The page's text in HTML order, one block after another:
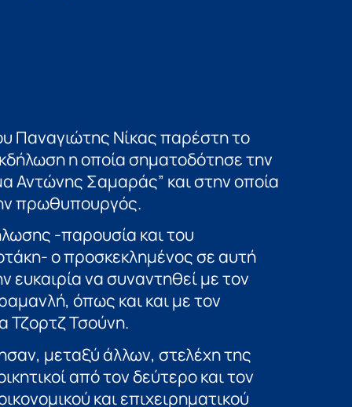
Παναγιώτης Νίκας παρέστη το
η οποία σηματοδότησε την
Αντώνης Σαμαράς” και στην οποία
πρωθυπουργός.
-παρουσία και του
ο προσκεκλημένος σε αυτή
ευκαιρία να συναντηθεί με τον
όπως και και με τον
Τζορτζ Τσούνη.
μεταξύ άλλων, στελέχη της
από τον δεύτερο και τον
και επιχειρηματικού